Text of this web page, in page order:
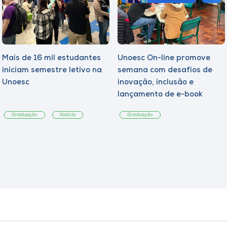
Mais de 16 mil estudantes
iniciam semestre letivo na
Unoesc
Graduação Notícia
Unoesc On-line promove
semana com desafios de
inovação, inclusão e
lançamento de e-book
Graduação